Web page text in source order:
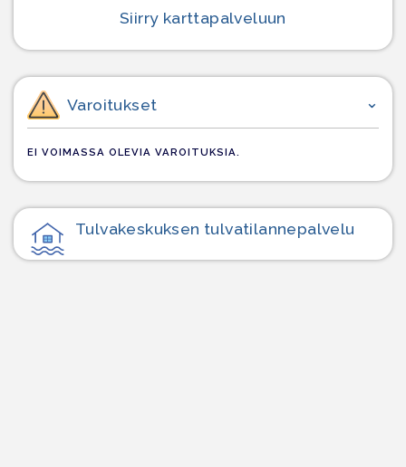
Siirry karttapalveluun
Varoitukset
EI VOIMASSA OLEVIA VAROITUKSIA.
Tulvakeskuksen tulvatilanne­palvelu